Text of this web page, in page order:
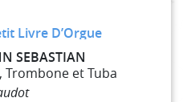
Livre D’Orgue
SEBASTIAN
Trombone et Tuba